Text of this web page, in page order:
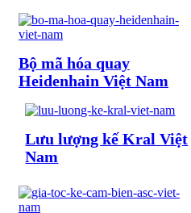
Bộ mã hóa quay
Heidenhain Việt Nam
Lưu lượng kế Kral Việt
Nam